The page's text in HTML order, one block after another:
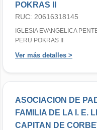
POKRAS II
RUC: 20616318145
IGLESIA EVANGELICA
PERU POKRAS II
Ver más detalles >
ASOCIACION DE
FAMILIA DE LA I. E.
CAPITAN DE